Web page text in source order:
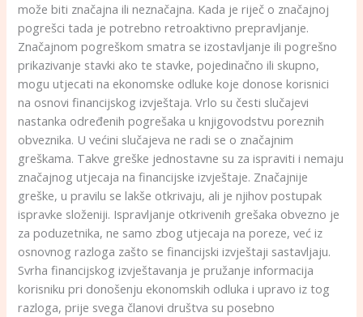
može biti značajna ili neznačajna. Kada je riječ o značajnoj
pogrešci tada je potrebno retroaktivno prepravljanje.
Značajnom pogreškom smatra se izostavljanje ili pogrešno
prikazivanje stavki ako te stavke, pojedinačno ili skupno,
mogu utjecati na ekonomske odluke koje donose korisnici
na osnovi financijskog izvještaja. Vrlo su česti slučajevi
nastanka određenih pogrešaka u knjigovodstvu poreznih
obveznika. U većini slučajeva ne radi se o značajnim
greškama. Takve greške jednostavne su za ispraviti i nemaju
značajnog utjecaja na financijske izvještaje. Značajnije
greške, u pravilu se lakše otkrivaju, ali je njihov postupak
ispravke složeniji. Ispravljanje otkrivenih grešaka obvezno je
za poduzetnika, ne samo zbog utjecaja na poreze, već iz
osnovnog razloga zašto se financijski izvještaji sastavljaju.
Svrha financijskog izvještavanja je pružanje informacija
korisniku pri donošenju ekonomskih odluka i upravo iz tog
razloga, prije svega članovi društva su posebno